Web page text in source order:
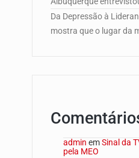
Da Depressão à
mostra que o lugar da
admin emSinal da
pela MEO